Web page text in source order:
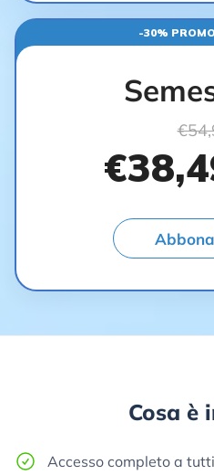
-30%
Cosa è
Accesso completo a